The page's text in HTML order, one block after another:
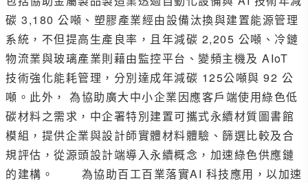
碳 3,180 公噸、塑膠產業經由設備汰換與建置能源管理
系統，不但提高生產良率，且年減碳 2,205 公噸、冷鏈
物流業與玻璃產業則藉由監控平台、變頻主機及 AIoT
技術強化能耗管理，分別達成年減碳 125公噸與 92 公
噸。此外， 為協助廣大中小企業因應客戶端使用綠色低
碳材料之需求，中企署特別建置可攜式永續材質圖書館
模組，提供企業與設計師實體材料體驗、篩選比較及合
規評估，從源頭設計端導入永續概念，加速綠色供應鏈
的建構。 為協助百工百業落實AI 科技應用，以加速